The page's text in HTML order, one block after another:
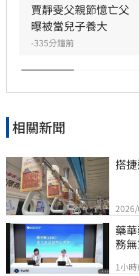
在門外落淚。最讓狄志
父親曬太陽時，自己因
父親，沒想到那竟是父
後便陷入永眠。這段錯
中最深的遺憾，他以此
關係，但錯過的親情與
賈靜雯父親節憶亡父
曝被當兒子養大
-335分鐘前
相關新聞
搭
藥
務
1小時